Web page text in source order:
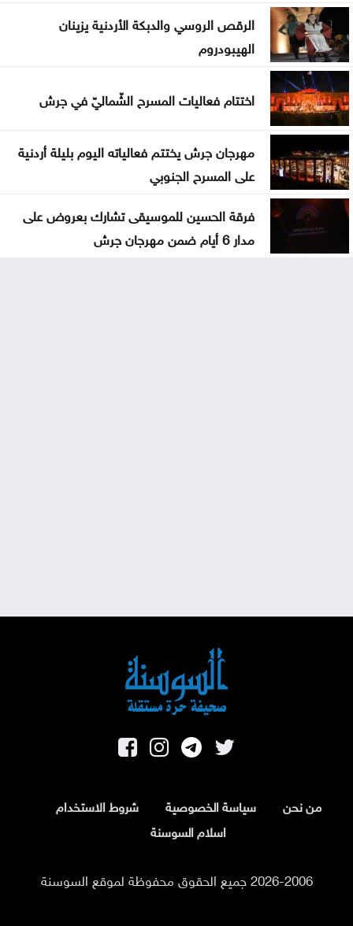
الرقص الروسي والدبكة الأردنية يزينان
الهيبودروم
اختتام فعاليات المسرح الشّماليّ في جرش
مهرجان جرش يختتم فعالياته اليوم بليلة أردنية
على المسرح الجنوبي
فرقة الحسين للموسيقى تشارك بعروض على
مدار 6 أيام ضمن مهرجان جرش
من نحن سياسة الخصوصية
شروط الاستخدام
اسلام السوسنة
2026-2006 جميع الحقوق محفوظة لموقع السوسنة